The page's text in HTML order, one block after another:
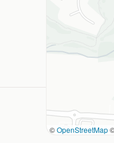
©OpenStreetMap